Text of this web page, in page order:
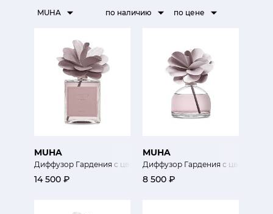
MUHA по наличию по цене
MUHA
Диффузор Гардения с цветами апельсина 500 мл
14 500 ₽
MUHA
Диффузор Гардения с цветами
8 500 ₽